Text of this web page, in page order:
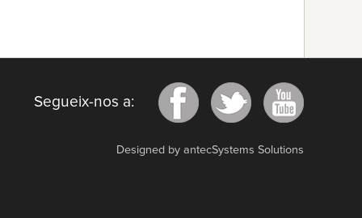
Segueix-nos a:
Designed by antecSystems Solutions